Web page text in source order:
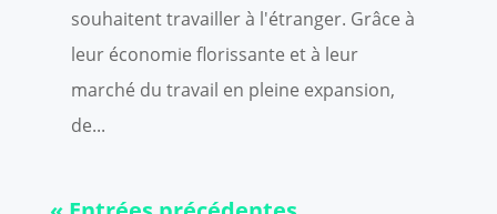
souhaitent travailler à l'étranger. Grâce à
leur économie florissante et à leur
marché du travail en pleine expansion,
de...